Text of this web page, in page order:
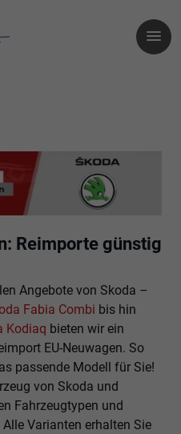
Reimporte günstig
Angebote von Skoda –
Fabia Combi bis hin
Kodiaq bieten wir ein
EU-Neuwagen. So
passende Modell für Sie!
von Skoda und
Fahrzeugtypen und
Varianten erhalten Sie